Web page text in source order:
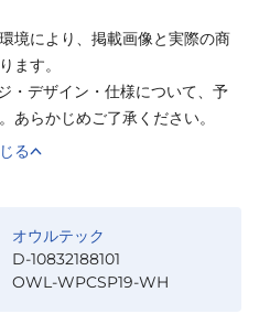
境により、掲載画像と実際の商
ます。
・デザイン・仕様について、予
あらかじめご了承ください。
る
オウルテック
D-10832188101
OWL-WPCSP19-WH